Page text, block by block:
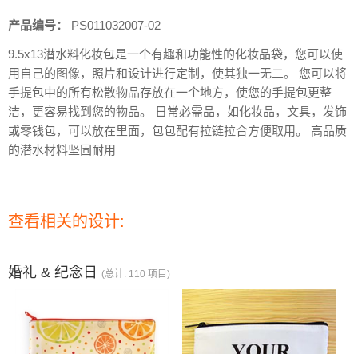
产品编号： PS011032007-02
9.5x13潜水料化妆包是一个有趣和功能性的化妆品袋，您可以使
用自己的图像，照片和设计进行定制，使其独一无二。
您可以将
手提包中的所有松散物品存放在一个地方，使您的手提包更整
洁，更容易找到您的物品。
日常必需品，如化妆品，文具，发饰
或零钱包，可以放在里面，包包配有拉链拉合方便取用。
高品质
的潜水材料坚固耐用
查看相关的设计:
婚礼 & 纪念日 (总计: 110 项目)